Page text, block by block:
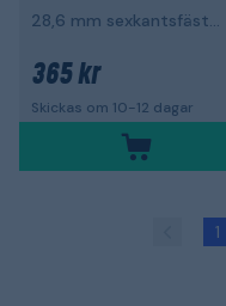
28,6 mm sexkantsfäste, 28x410 mm
365 kr
Skickas om 10-12 dagar
1